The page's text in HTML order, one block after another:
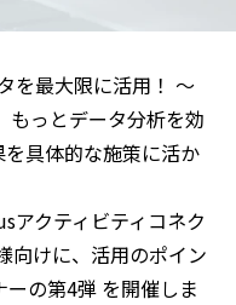
を最大限に活用！ ～
もっとデータ分析を効
具体的な施策に活か
アクティビティコネク
向けに、活用のポイン
の第4弾 を開催しま